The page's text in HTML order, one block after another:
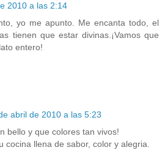
2010 a las 2:14
yo me apunto. Me encanta todo, el
tienen que estar divinas.¡Vamos que
entero!
abril de 2010 a las 5:23
bello y que colores tan vivos!
cocina llena de sabor, color y alegria.